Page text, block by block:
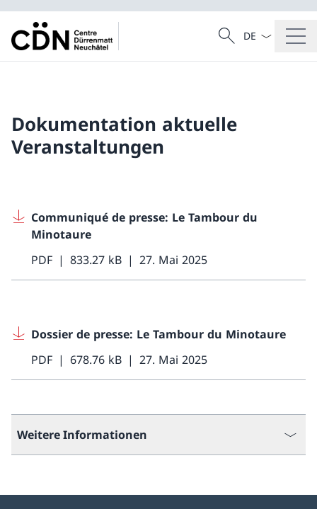
Suche
Suche
Sprach
Dokumentation aktuelle
Veranstaltungen
Communiqué de presse: Le Tambour du
Minotaure
PDF
833.27 kB 27. Mai 2025
Dossier de presse: Le Tambour du Minotaure
PDF
678.76 kB 27. Mai 2025
Weitere Informationen